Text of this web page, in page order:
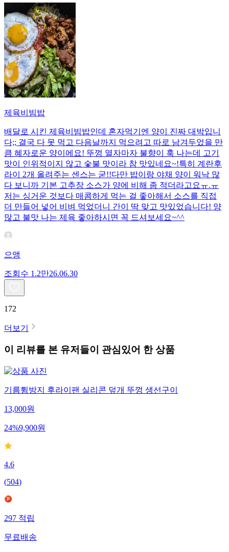
제육비빔밥
배달로 시킨 제육비빔밥인데 혼자먹기엔 양이 진짜 대박입니
다;; 결국 다 못 먹고 다음날까지 먹으려고 따로 남겨두었을 만
큼 혜자로운 양이에요! 뚜껑 열자마자 불향이 훅 나는데 고기
맛이 인위적이지 않고 숯불 맛이라 참 맛있네요~!특히 계란후
라이 2개 올려주는 센스는 굳!! ​다만 밥이랑 야채 양이 워낙 많
다 보니까 기본 고추장 소스가 양에 비해 좀 적더라고요ㅠ.ㅠ
저는 싱거운 것보다 매콤하게 먹는 걸 좋아해서 소스를 직접
더 만들어 넣어 비벼 먹었더니 간이 딱 맞고 맛있었습니다! 양
많고 불맛 나는 제육 좋아하시면 꼭 드셔보세요~^^
으앵
조회수 1.2만26.06.30
172
더보기
이 리뷰를 본 유저들이 관심있어 한 상품
기름튐방지 후라이팬 실리콘 덮개 뚜껑 생선구이
13,000원
24%9,900원
4.6
(504)
297 적립
무료배송